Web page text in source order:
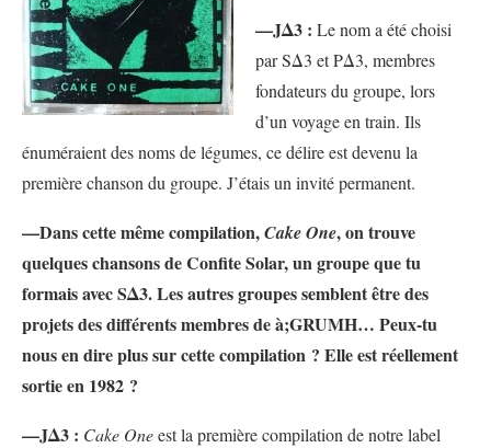
—JΔ3 : Le nom a été choisi
par SΔ3 et PΔ3, membres
fondateurs du groupe, lors
d’un voyage en train. Ils
énuméraient des noms de légumes, ce délire est devenu la
première chanson du groupe. J’étais un invité permanent.
—Dans cette même compilation,Cake One, on trouve
quelques chansons de Confite Solar, un groupe que tu
formais avec SΔ3. Les autres groupes semblent être des
projets des différents membres de à;GRUMH… Peux-tu
nous en dire plus sur cette compilation ? Elle est réellement
sortie en 1982 ?
—JΔ3 : Cake Oneest la première compilation de notre label